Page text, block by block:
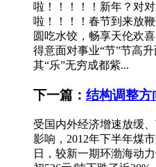
啦！！！！！新年？对
啦！！！！春节到来放
圆吃水饺，畅享天伦欢
得意面对事业“节”节高
其“乐”无穷成都紫...
下一篇： 结构调整方
受国内外经济增速放缓
影响，2012年下半年煤
日，较新一期环渤海动